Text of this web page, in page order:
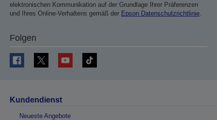
elektronischen Kommunikation auf der Grundlage Ihrer Präferenzen
und Ihres Online-Verhaltens gemäß der Epson Datenschutzrichtlinie
Folgen
Kundendienst
Neueste Angebote